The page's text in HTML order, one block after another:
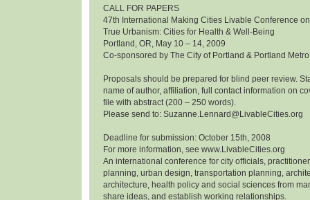
CALL FOR PAPERS
47th International Making Cities Livable Conference on
True Urbanism: Cities for Health & Well-Being
Portland, OR, May 10 – 14, 2009
Co-sponsored by The City of Portland & Portland
Proposals should be prepared for blind peer review.
name of author, affiliation, full contact information on
file with abstract (200 – 250 words).
Please send to: Suzanne.Lennard@LivableCities.org
Deadline for submission: October 15th, 2008
For more information, see www.LivableCities.org
An international conference for city officials,
planning, urban design, transportation planning,
architecture, health policy and social sciences from
share ideas, and establish working relationships.